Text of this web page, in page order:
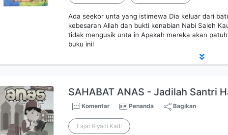
Ada seekor unta yang istimewa Dia keluar dari
kebesaran Allah dan bukti kenabian Nabi Saleh
tidak mengusik unta in Apakah mereka akan
buku inil
SAHABAT ANAS - Jadilah Santri
Komentar Penanda Bagikan
Fajar Riyadi Kadi